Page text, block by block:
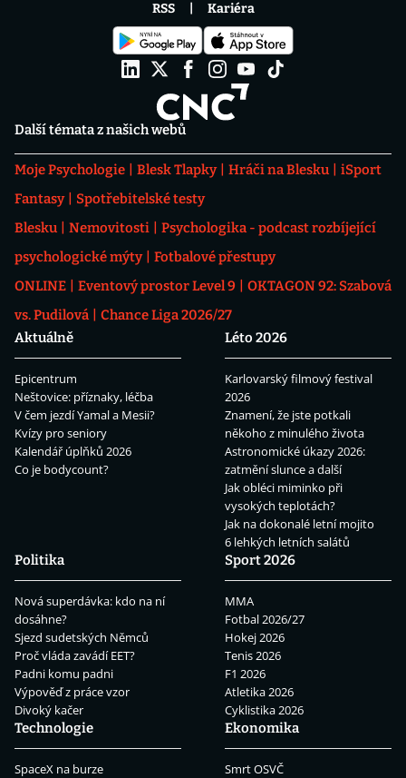
Další témata z našich webů
Moje Psychologie Blesk Tlapky Hráči na Blesku
iSport
Fantasy
Spotřebitelské testy
Blesku
Nemovitosti
Psychologika - podcast rozbíjející
psychologické mýty
Fotbalové přestupy
ONLINE
Eventový prostor Level 9
OKTAGON 92: Szabová
vs. Pudilová
Chance Liga 2026/27
Aktuálně
Epicentrum
Neštovice: příznaky, léčba
V čem jezdí Yamal a Mesii?
Kvízy pro seniory
Kalendář úplňků 2026
Co je bodycount?
Léto 2026
Karlovarský filmový festival
2026
Znamení, že jste potkali
někoho z minulého života
Astronomické úkazy 2026:
zatmění slunce a další
Jak obléci miminko při
vysokých teplotách?
Jak na dokonalé letní mojito
6 lehkých letních salátů
Politika
Nová superdávka: kdo na ní
dosáhne?
Sjezd sudetských Němců
Proč vláda zavádí EET?
Padni komu padni
Výpověď z práce vzor
Divoký kačer
Sport 2026
MMA
Fotbal 2026/27
Hokej 2026
Tenis 2026
F1 2026
Atletika 2026
Cyklistika 2026
Technologie
SpaceX na burze
Ekonomika
Smrt OSVČ
RSS Kariéra